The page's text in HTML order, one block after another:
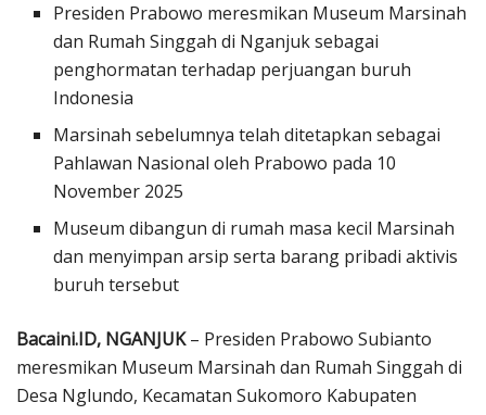
Presiden Prabowo meresmikan Museum Marsinah
dan Rumah Singgah di Nganjuk sebagai
penghormatan terhadap perjuangan buruh
Indonesia
Marsinah sebelumnya telah ditetapkan sebagai
Pahlawan Nasional oleh Prabowo pada 10
November 2025
Museum dibangun di rumah masa kecil Marsinah
dan menyimpan arsip serta barang pribadi aktivis
buruh tersebut
Bacaini.ID, NGANJUK– Presiden Prabowo Subianto
meresmikan Museum Marsinah dan Rumah Singgah di
Desa Nglundo, Kecamatan Sukomoro Kabupaten